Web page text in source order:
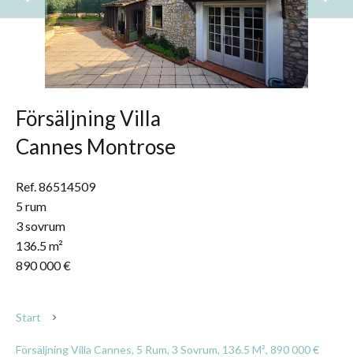
Försäljning Villa
Cannes Montrose
Ref. 86514509
5 rum
3 sovrum
136.5 m²
890 000 €
Start
Försäljning Villa Cannes, 5 Rum, 3 Sovrum, 136.5 M², 890 000 €